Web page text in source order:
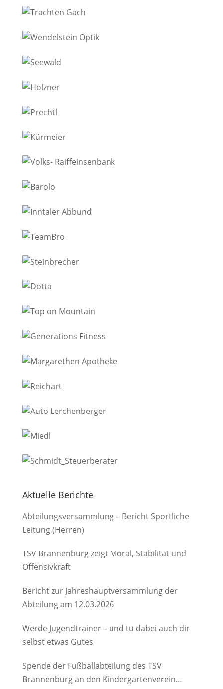
Aktuelle Berichte
Abteilungsversammlung – Bericht Sportliche
Leitung (Herren)
TSV Brannenburg zeigt Moral, Stabilität und
Offensivkraft
Bericht zur Jahreshauptversammlung der
Abteilung am 12.03.2026
Werde Jugendtrainer – und tu dabei auch dir
selbst etwas Gutes
Spende der Fußballabteilung des TSV
Brannenburg an den Kindergartenverein